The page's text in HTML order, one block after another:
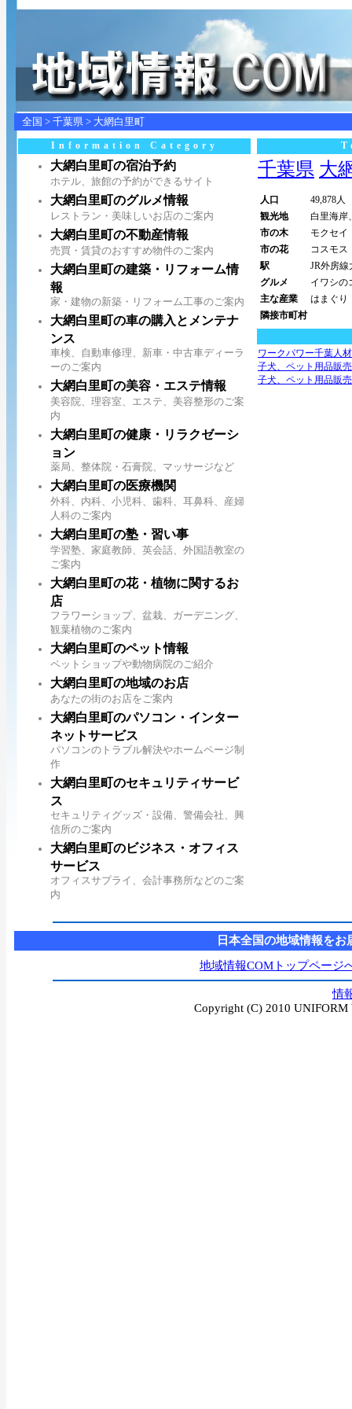
全国 > 千葉県 > 大網白里町
Information Category
大網白里町の宿泊予約
ホテル、旅館の予約ができるサイト
大網白里町のグルメ情報
レストラン・美味しいお店のご案内
大網白里町の不動産情報
売買・賃貸のおすすめ物件のご案内
大網白里町の建築・リフォーム情
報
家・建物の新築・リフォーム工事のご案内
大網白里町の車の購入とメンテナ
ンス
車検、自動車修理、新車・中古車ディーラ
ーのご案内
大網白里町の美容・エステ情報
美容院、理容室、エステ、美容整形のご案
内
大網白里町の健康・リラクゼーシ
ョン
薬局、整体院・石膏院、マッサージなど
大網白里町の医療機関
外科、内科、小児科、歯科、耳鼻科、産婦
人科のご案内
大網白里町の塾・習い事
学習塾、家庭教師、英会話、外国語教室の
ご案内
大網白里町の花・植物に関するお
店
フラワーショップ、盆栽、ガーデニング、
観葉植物のご案内
大網白里町のペット情報
ペットショップや動物病院のご紹介
大網白里町の地域のお店
あなたの街のお店をご案内
大網白里町のパソコン・インター
ネットサービス
パソコンのトラブル解決やホームページ制
作
大網白里町のセキュリティサービ
ス
セキュリティグッズ・設備、警備会社、興
信所のご案内
大網白里町のビジネス・オフィス
サービス
オフィスサプライ、会計事務所などのご案
内
千葉県 大
人口
49,878人
観光地
白里海岸
市の木
モクセイ
市の花
コスモス
駅
JR外房線
グルメ
イワシの
主な産業
はまぐり
隣接市町村
ワークパワー千葉人
子犬、ペット用品販
子犬、ペット用品販
日本全国の地域情報をお
地域情報COMトップページ
情
Copyright (C) 2010